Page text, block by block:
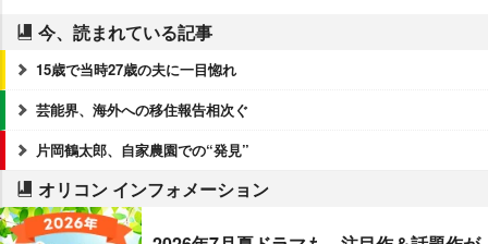
今、読まれている記事
15歳で当時27歳の夫に一目惚れ
芸能界、海外への移住報告相次ぐ
片岡鶴太郎、自家農園での“発見”
オリコン インフォメーション